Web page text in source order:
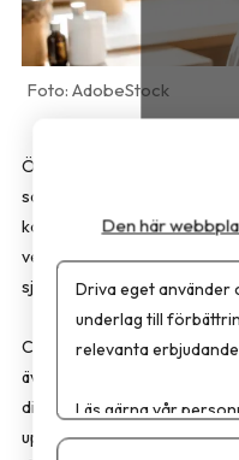
AdobeStock
Översikten som har
sammanfattar det aktuella
kontinuerliga
vetenskapligt stöd för att
sjukdom hos personer utan
CGM utvecklades för
även av många med typ 2-
diabetes kan tekniken
upprepade fingerstick och
Den här
Driva eget
underlag till
relevanta
Läs gärna vår
Om du vill ändra ditt